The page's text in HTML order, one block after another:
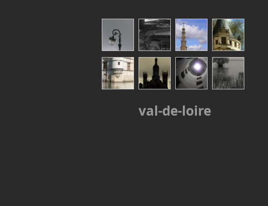
val-de-loire